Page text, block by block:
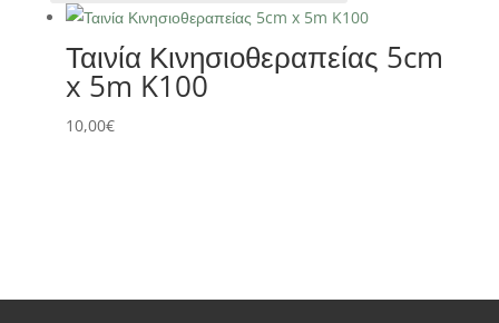
Ταινία Κινησιοθεραπείας 5cm
x 5m K100
10,00€